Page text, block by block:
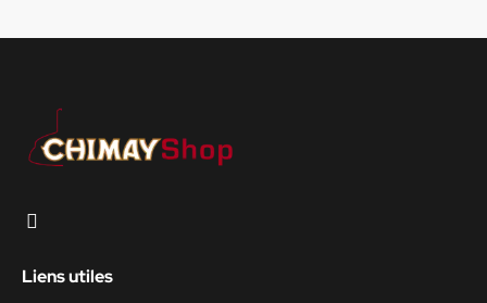
Liens utiles